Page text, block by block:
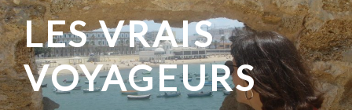
Aller
au
contenu
principal
LES VRAIS
VOYAGEURS